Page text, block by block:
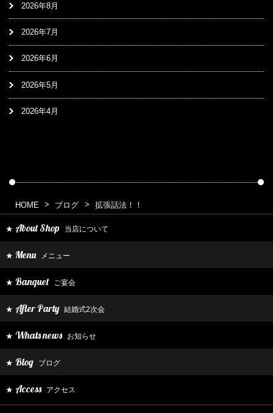
2026年8月
2026年7月
2026年6月
2026年5月
2026年4月
HOME ブログ 拡張話法！！
★ About Shop 当店について
★ Menu メニュー
★ Banquet ご宴会
★ After Party 結婚式2次会
★ Whats news お知らせ
★ Blog ブログ
★ Access アクセス